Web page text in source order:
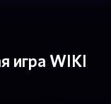
игра WIKI